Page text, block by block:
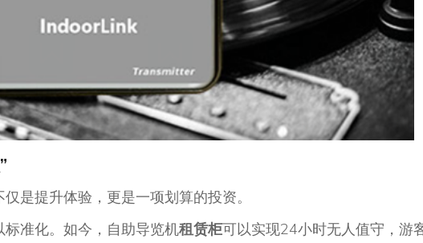
是提升体验，更是一项划算的投资。
准化。如今，自助导览机租赁柜可以实现24小时无人值守，游